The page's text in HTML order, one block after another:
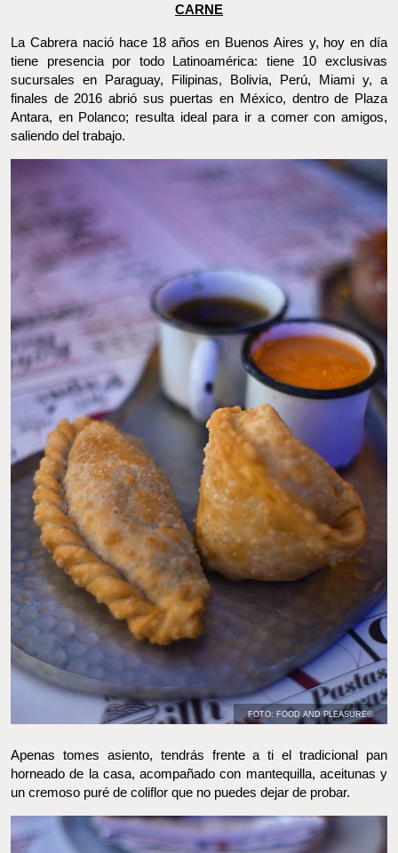
tiene presencia por todo Latinoamérica: tiene 10 exclusivas
sucursales en Paraguay, Filipinas, Bolivia, Perú, Miami y, a finales
de 2016 abrió sus puertas en México, dentro de Plaza Antara, en
Polanco; resulta ideal para ir a comer con amigos, saliendo del
trabajo.
FOTO: FOOD AND PLEASURE©
Apenas tomes asiento, tendrás frente a ti el tradicional pan
un cremoso puré de coliflor que no puedes dejar de probar.